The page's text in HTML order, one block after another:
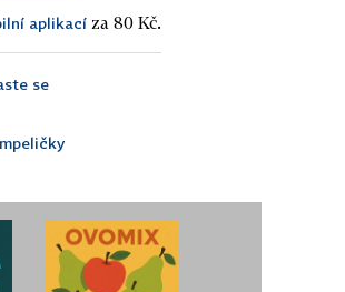
aplikací za 80 Kč.
se